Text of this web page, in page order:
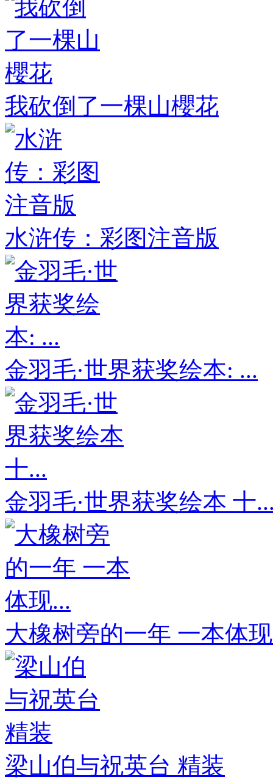
我砍倒了一棵山櫻花
水浒传：彩图注音版
金羽毛·世界获奖绘本: ...
金羽毛·世界获奖绘本 十
大橡树旁的一年 一本体
梁山伯与祝英台 精装